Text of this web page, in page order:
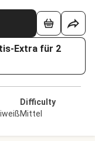
Extra für 2
Difficulty
Mittel